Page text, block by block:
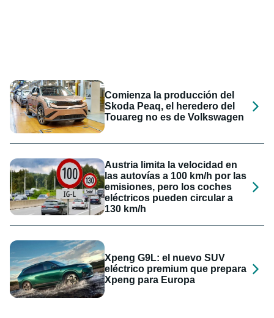
Comienza la producción del
Skoda Peaq, el heredero del
Touareg no es de Volkswagen
Austria limita la velocidad en
las autovías a 100 km/h por las
emisiones, pero los coches
eléctricos pueden circular a
130 km/h
Xpeng G9L: el nuevo SUV
eléctrico premium que prepara
Xpeng para Europa